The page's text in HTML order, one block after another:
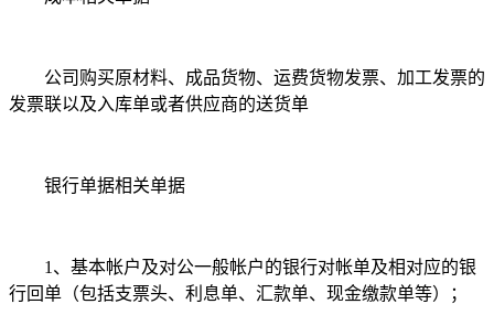
公司购买原材料、成品货物、运费货物发票、加工发票的
发票联以及入库单或者供应商的送货单
银行单据相关单据
1、基本帐户及对公一般帐户的银行对帐单及相对应的银
行回单（包括支票头、利息单、汇款单、现金缴款单等）；